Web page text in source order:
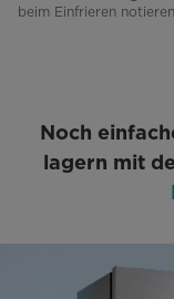
beim Einfrieren
Noch
lagern mit